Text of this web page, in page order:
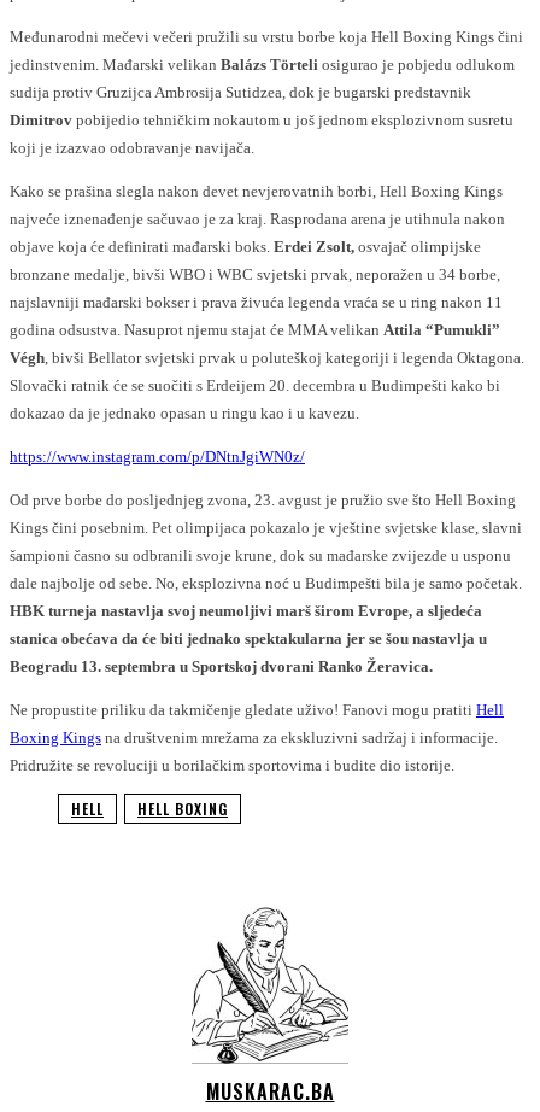
Međunarodni mečevi večeri pružili su vrstu borbe koja Hell Boxing Kings čini
jedinstvenim. Mađarski velikan Balázs Törteli osigurao je pobjedu odlukom
sudija protiv Gruzijca Ambrosija Sutidzea, dok je bugarski predstavnik
Dimitrov pobijedio tehničkim nokautom u još jednom eksplozivnom susretu
koji je izazvao odobravanje navijača.
Kako se prašina slegla nakon devet nevjerovatnih borbi, Hell Boxing Kings
najveće iznenađenje sačuvao je za kraj. Rasprodana arena je utihnula nakon
objave koja će definirati mađarski boks. Erdei Zsolt, osvajač olimpijske
bronzane medalje, bivši WBO i WBC svjetski prvak, neporažen u 34 borbe,
najslavniji mađarski bokser i prava živuća legenda vraća se u ring nakon 11
godina odsustva. Nasuprot njemu stajat će MMA velikan Attila “Pumukli”
Végh, bivši Bellator svjetski prvak u poluteškoj kategoriji i legenda Oktagona.
Slovački ratnik će se suočiti s Erdeijem 20. decembra u Budimpešti kako bi
dokazao da je jednako opasan u ringu kao i u kavezu.
https://www.instagram.com/p/DNtnJgiWN0z/
Od prve borbe do posljednjeg zvona, 23. avgust je pružio sve što Hell Boxing
Kings čini posebnim. Pet olimpijaca pokazalo je vještine svjetske klase, slavni
šampioni časno su odbranili svoje krune, dok su mađarske zvijezde u usponu
dale najbolje od sebe. No, eksplozivna noć u Budimpešti bila je samo početak.
HBK turneja nastavlja svoj neumoljivi marš širom Evrope, a sljedeća
stanica obećava da će biti jednako spektakularna jer se šou nastavlja u
Beogradu 13. septembra u Sportskoj dvorani Ranko Žeravica.
Ne propustite priliku da takmičenje gledate uživo! Fanovi mogu pratiti Hell
Boxing Kings na društvenim mrežama za ekskluzivni sadržaj i informacije.
Pridružite se revoluciji u borilačkim sportovima i budite dio istorije.
HELL HELL BOXING
MUSKARAC.BA